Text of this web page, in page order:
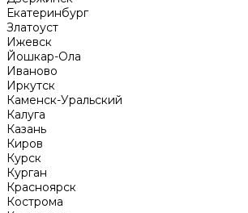
Екатеринбург
Златоуст
Ижевск
Йошкар-Ола
Иваново
Иркутск
Каменск-Уральский
Калуга
Казань
Киров
Курск
Курган
Красноярск
Кострома